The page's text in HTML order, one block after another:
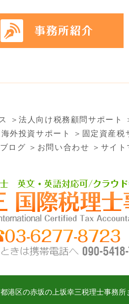
＞法人向け税務顧問サポート
海外投資サポート ＞固定資産税
ログ
＞お問い合わせ ＞サイ
港区の赤坂の上坂幸三税理士事務